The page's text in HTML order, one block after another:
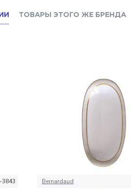
ТОВАРЫ ЭТОГО ЖЕ БРЕНДА
3843 Bernardaud